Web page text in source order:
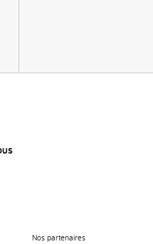
Nos partenaires